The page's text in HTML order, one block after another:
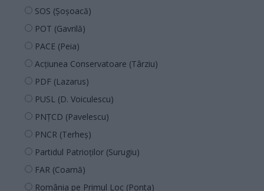
SOS (Șoșoacă)
POT (Gavrilă)
PACE (Peia)
Acțiunea Conservatoare (Târziu)
PDF (Lazarus)
PUSL (D. Voiculescu)
PNȚCD (Pavelescu)
PNCR (Terheș)
Partidul Patrioților (Surugiu)
FAR (Coarnă)
România pe Primul Loc (Ponta)